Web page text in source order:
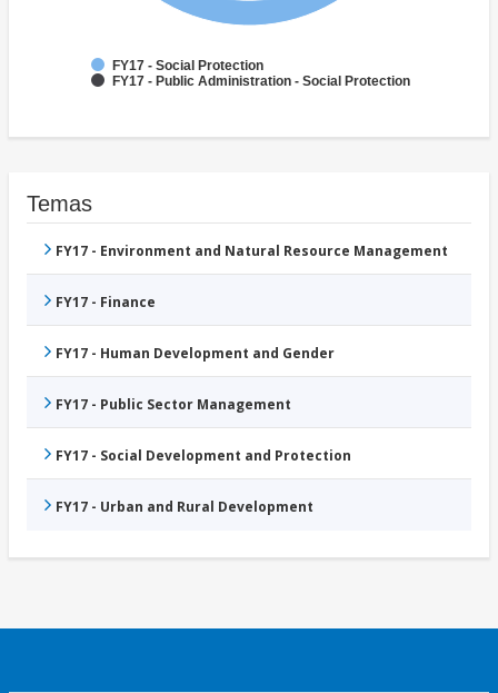
FY17 - Social Protection
FY17 - Public Administration - Social Protection
Temas
FY17 - Environment and Natural Resource Management
FY17 - Finance
FY17 - Human Development and Gender
FY17 - Public Sector Management
FY17 - Social Development and Protection
FY17 - Urban and Rural Development